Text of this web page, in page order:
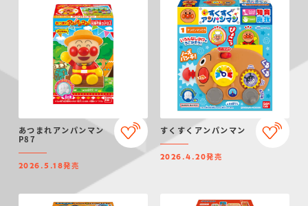
あつまれアンパンマン
P87
2026.5.18発売
すくすくアンパンマン
2026.4.20発売